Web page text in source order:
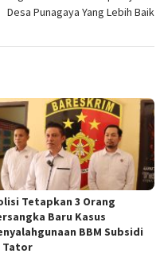
Desa Punagaya Yang Lebih Baik
Tetapkan 3 Orang
Baru Kasus
BBM Subsidi
Tator